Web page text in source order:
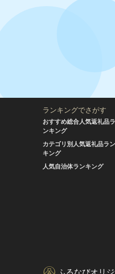
ランキングでさがす
おすすめ総合人気返礼品ラ
ンキング
カテゴリ別人気返礼品ラン
キング
人気自治体ランキング